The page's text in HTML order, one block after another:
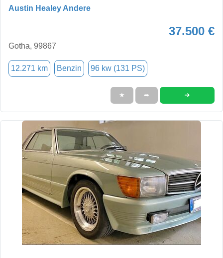
Austin Healey Andere
37.500 €
Gotha, 99867
12.271 km Benzin 96 kw (131 PS)
★ ➦ ➜